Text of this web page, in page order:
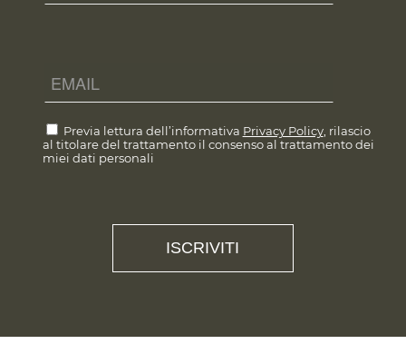
Previa lettura dell’informativa Privacy Policy, rilascio
al titolare del trattamento il consenso al trattamento dei
miei dati personali